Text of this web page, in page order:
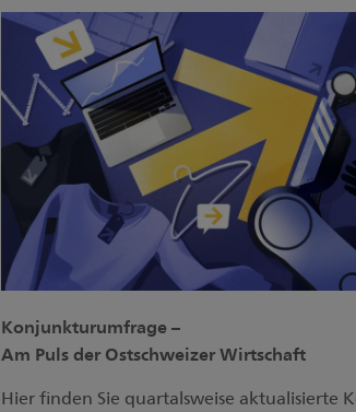
Konjunkturumfrage –
Am Puls der Ostschweizer Wirtschaft
Hier finden Sie quartalsweise aktualisierte